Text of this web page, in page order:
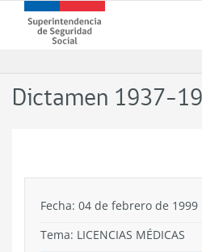
contenido
Superintendencia
de
-
Dictamen 1937-
Fecha: 04 de febrero de 1999
Tema: LICENCIAS MÉDICAS